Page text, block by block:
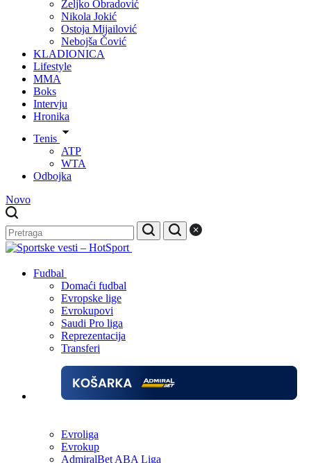
Željko Obradović
Nikola Jokić
Ostoja Mijailović
Nebojša Čović
KLADIONICA
Lifestyle
MMA
Boks
Intervju
Hronika
Tenis
ATP
WTA
Odbojka
Novo
Fudbal
Domaći fudbal
Evropske lige
Evrokupovi
Saudi Pro liga
Reprezentacija
Transferi
Evroliga
Evrokup
AdmiralBet ABA Liga